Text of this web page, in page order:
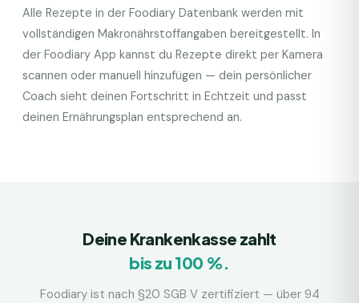
Alle Rezepte in der Foodiary Datenbank werden mit
vollständigen Makronährstoffangaben bereitgestellt. In
der Foodiary App kannst du Rezepte direkt per Kamera
scannen oder manuell hinzufügen — dein persönlicher
Coach sieht deinen Fortschritt in Echtzeit und passt
deinen Ernährungsplan entsprechend an.
Deine Krankenkasse zahlt
bis zu 100 %.
Foodiary ist nach §20 SGB V zertifiziert — über 94